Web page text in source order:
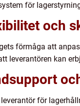
för
och
förmåga att
leverantören kan
leverantör för